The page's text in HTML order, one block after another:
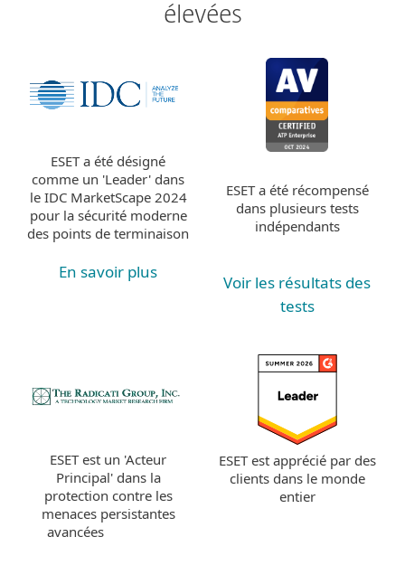
élevées
ESET a été désigné
comme un 'Leader' dans
le IDC MarketScape 2024
pour la sécurité moderne
des points de terminaison
En savoir plus
ESET a été récompensé
dans plusieurs tests
indépendants
Voir les résultats des
tests
ESET est un 'Acteur
Principal' dans la
protection contre les
menaces persistantes
avancées
ESET est apprécié par des
clients dans le monde
entier